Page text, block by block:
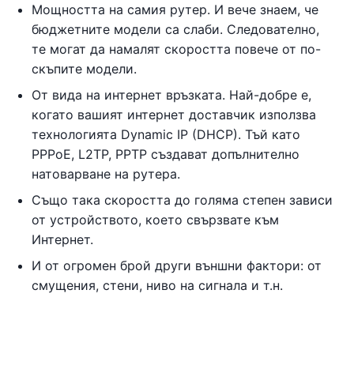
Мощността на самия рутер. И вече знаем, че
бюджетните модели са слаби. Следователно,
те могат да намалят скоростта повече от по-
скъпите модели.
От вида на интернет връзката. Най-добре е,
когато вашият интернет доставчик използва
технологията Dynamic IP (DHCP). Тъй като
PPPoE, L2TP, PPTP създават допълнително
натоварване на рутера.
Също така скоростта до голяма степен зависи
от устройството, което свързвате към
Интернет.
И от огромен брой други външни фактори: от
смущения, стени, ниво на сигнала и т.н.